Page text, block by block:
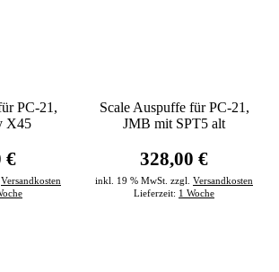
PC-21,
X45
€
Versandkosten
Scale Auspuffe für PC-21,
JMB mit SPT5 alt
328,00 €
inkl. 19 % MwSt. zzgl. Versandkosten
Lieferzeit: 1 Woche